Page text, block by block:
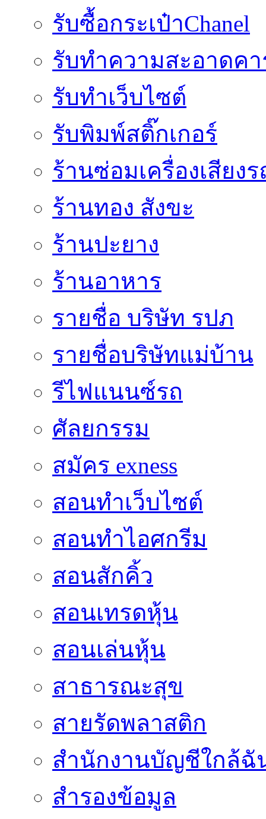
รับซื้อกระเป๋าChanel
รับทำความสะอาดค
รับทําเว็บไซต์
รับพิมพ์สติ๊กเกอร์
ร้านซ่อมเครื่องเสียง
ร้านทอง สังขะ
ร้านปะยาง
ร้านอาหาร
รายชื่อ บริษัท รปภ
รายชื่อบริษัทแม่บ้าน
รีไฟแนนซ์รถ
ศัลยกรรม
สมัคร exness
สอนทำเว็บไซต์
สอนทำไอศกรีม
สอนสักคิ้ว
สอนเทรดหุ้น
สอนเล่นหุ้น
สาธารณะสุข
สายรัดพลาสติก
สำนักงานบัญชีใกล้ฉั
สำรองข้อมูล